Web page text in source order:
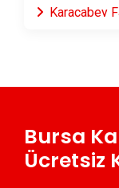
Karacabey
Karacabey
Karacabey
Karacabey
Bursa
Ücretsiz